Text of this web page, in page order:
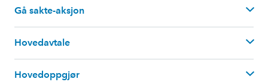
Gå sakte-aksjon
Hovedavtale
Hovedoppgjør